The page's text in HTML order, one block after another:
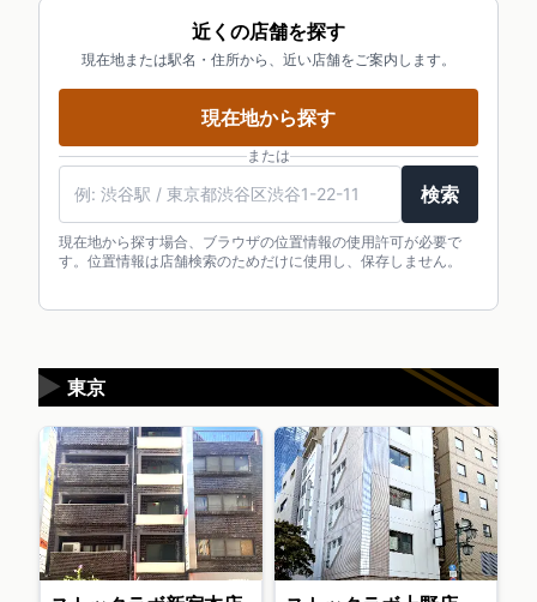
近くの店舗を探す
現在地または駅名・住所から、近い店舗をご案内します。
現在地から探す
または
検索
現在地から探す場合、ブラウザの位置情報の使用許可が必要で
す。位置情報は店舗検索のためだけに使用し、保存しません。
東京
▶